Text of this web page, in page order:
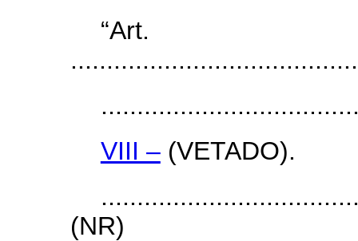
VIII –(VETADO).
(NR)